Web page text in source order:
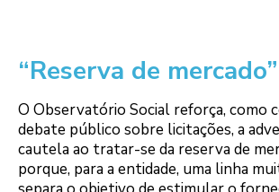
“Reserva de mercado”
O Observatório Social reforça, como
debate público sobre licitações, a
cautela ao tratar-se da reserva de
porque, para a entidade, uma linha